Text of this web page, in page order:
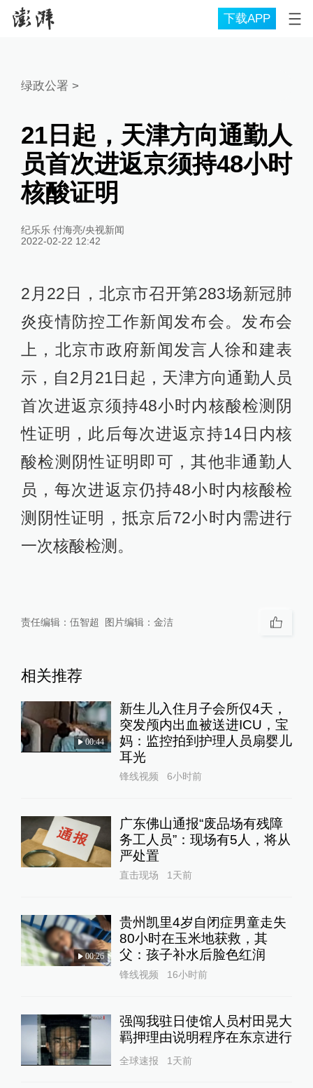
下载APP
绿政公署 >
21日起，天津方向通勤人
员首次进返京须持48小时
核酸证明
纪乐乐 付海亮/央视新闻
2022-02-22 12:42
2月22日，北京市召开第283场新冠肺
炎疫情防控工作新闻发布会。发布会
上，北京市政府新闻发言人徐和建表
示，自2月21日起，天津方向通勤人员
首次进返京须持48小时内核酸检测阴
性证明，此后每次进返京持14日内核
酸检测阴性证明即可，其他非通勤人
员，每次进返京仍持48小时内核酸检
测阴性证明，抵京后72小时内需进行
一次核酸检测。
责任编辑： 伍智超 图片编辑： 金洁
相关推荐
00:44
新生儿入住月子会所仅4天，
突发颅内出血被送进ICU，宝
妈：监控拍到护理人员扇婴儿
耳光
锋线视频 6小时前
广东佛山通报“废品场有残障
务工人员”：现场有5人，将从
严处置
直击现场 1天前
00:26
贵州凯里4岁自闭症男童走失
80小时在玉米地获救，其
父：孩子补水后脸色红润
锋线视频 16小时前
强闯我驻日使馆人员村田晃大
羁押理由说明程序在东京进行
全球速报 1天前